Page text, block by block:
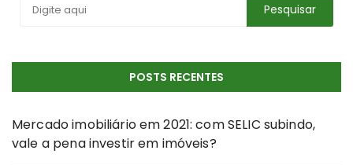
POSTS RECENTES
Mercado imobiliário em 2021: com SELIC subindo,
vale a pena investir em imóveis?